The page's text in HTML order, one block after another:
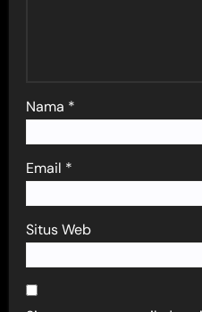
Nama *
Email *
Situs Web